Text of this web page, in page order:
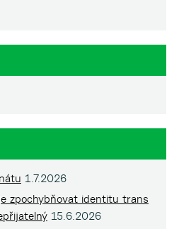
1.7.2026
zpochybňovat identitu trans
15.6.2026